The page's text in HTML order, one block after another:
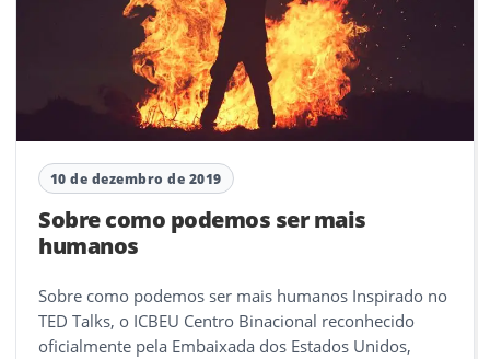
10 de dezembro de 2019
Sobre como podemos ser mais
humanos
Sobre como podemos ser mais humanos Inspirado no
TED Talks, o ICBEU Centro Binacional reconhecido
oficialmente pela Embaixada dos Estados Unidos,